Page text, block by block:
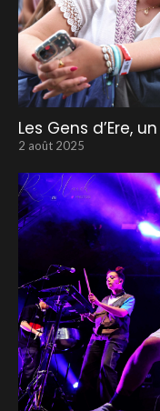
Les Gens d’Ere,
2 août 2025